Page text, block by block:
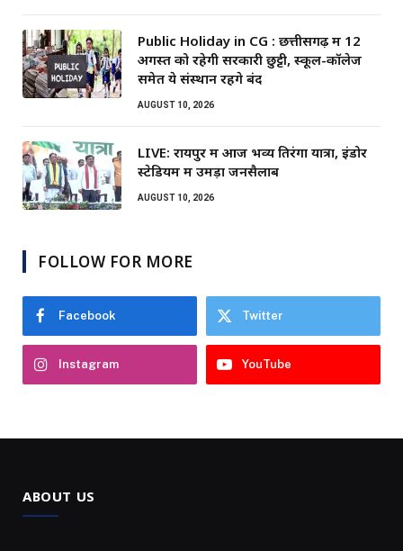
Public Holiday in CG : छत्तीसगढ़ में 12
अगस्त को रहेगी सरकारी छुट्टी, स्कूल-कॉलेज
समेत ये संस्थान रहेंगे बंद
AUGUST 10, 2026
LIVE: रायपुर में आज भव्य तिरंगा यात्रा, इंडोर
स्टेडियम में उमड़ा जनसैलाब
AUGUST 10, 2026
FOLLOW FOR MORE
Facebook Twitter
Instagram YouTube
ABOUT US